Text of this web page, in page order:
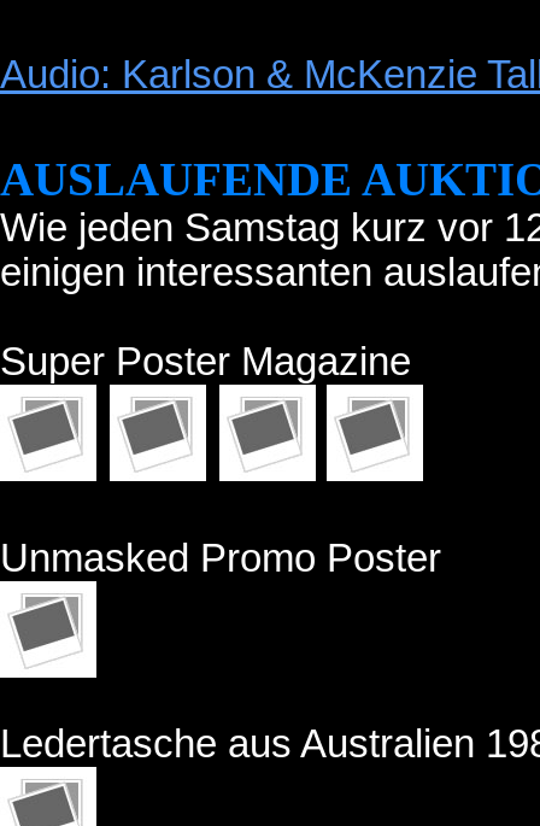
Audio: Karlson & McKenzie
AUSLAUFENDE
Wie jeden Samstag kurz vor
einigen interessanten
Super Poster Magazine
Unmasked Promo Poster
Ledertasche aus Australien